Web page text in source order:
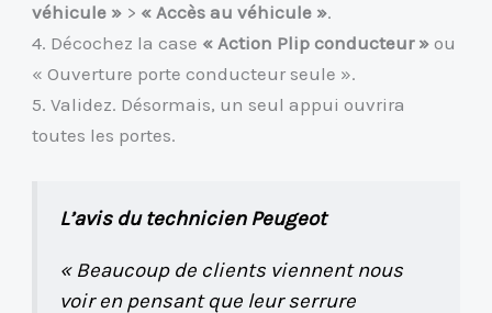
véhicule » > « Accès au véhicule ».
4. Décochez la case « Action Plip conducteur » ou
« Ouverture porte conducteur seule ».
5. Validez. Désormais, un seul appui ouvrira
toutes les portes.
L’avis du technicien Peugeot
« Beaucoup de clients viennent nous
voir en pensant que leur serrure